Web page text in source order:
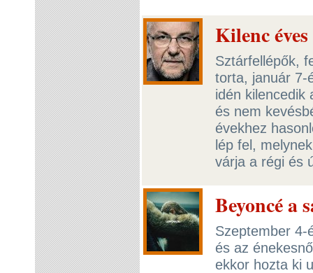
Kilenc
Sztárfellépők,
torta, január 7-
idén kilencedik
és nem
évekhez
lép fel,
várja a régi és
Beyoncé a
Szeptember 4-
és az
ekkor hozta ki